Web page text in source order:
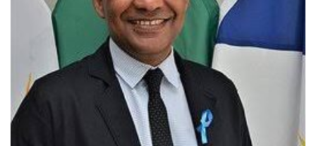
EsportesSolidariedade1ª Corrida Solidária da
Palmas reúne 200 participantes e arrecada mais de
tonelada de alimentos